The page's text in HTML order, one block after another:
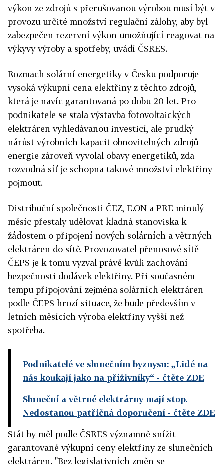
výkon ze zdrojů s přerušovanou výrobou musí být v
provozu určité množství regulační zálohy, aby byl
zabezpečen rezervní výkon umožňující reagovat na
výkyvy výroby a spotřeby, uvádí ČSRES.
Rozmach solární energetiky v Česku podporuje
vysoká výkupní cena elektřiny z těchto zdrojů,
která je navíc garantovaná po dobu 20 let. Pro
podnikatele se stala výstavba fotovoltaických
elektráren vyhledávanou investicí, ale prudký
nárůst výrobních kapacit obnovitelných zdrojů
energie zároveň vyvolal obavy energetiků, zda
rozvodná síť je schopna takové množství elektřiny
pojmout.
Distribuční společnosti ČEZ, E.ON a PRE minulý
měsíc přestaly udělovat kladná stanoviska k
žádostem o připojení nových solárních a větrných
elektráren do sítě. Provozovatel přenosové sítě
ČEPS je k tomu vyzval právě kvůli zachování
bezpečnosti dodávek elektřiny. Při současném
tempu připojování zejména solárních elektráren
podle ČEPS hrozí situace, že bude především v
letních měsících výroba elektřiny vyšší než
spotřeba.
Podnikatelé ve slunečním byznysu: „Lidé na
nás koukají jako na příživníky“ - čtěte ZDE
Sluneční a větrné elektrárny mají stop.
Nedostanou patřičná doporučení - čtěte ZDE
Stát by měl podle ČSRES významně snížit
garantované výkupní ceny elektřiny ze slunečních
elektráren. "Bez legislativních změn se